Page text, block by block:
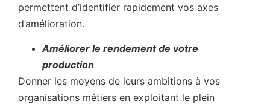
permettent d’identifier rapidement vos axes
d’amélioration.
Améliorer le rendement de votre
production
Donner les moyens de leurs ambitions à vos
organisations métiers en exploitant le plein